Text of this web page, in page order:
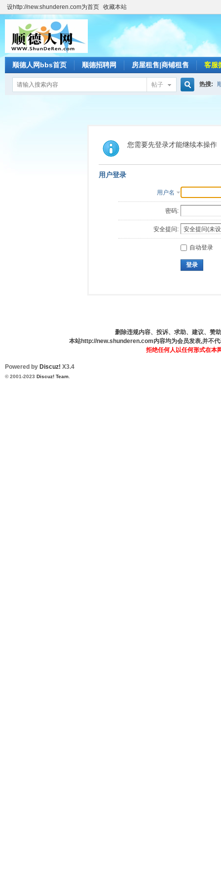
设http://new.shunderen.com为首页 收藏本站
顺德人网bbs首页 顺德招聘网 房屋租售|商铺租售 客服
帖子
索
热搜:
您需要先登录才能继续本操作
用户登录
用户名
密码:
安全提问:
自动登录
登录
删除违规内容、投诉、求助、建议、赞
本站http://new.shunderen.com内容均为会员发表,并不
拒绝任何人以任何形式在本
Powered by Discuz! X3.4
© 2001-2023 Discuz! Team